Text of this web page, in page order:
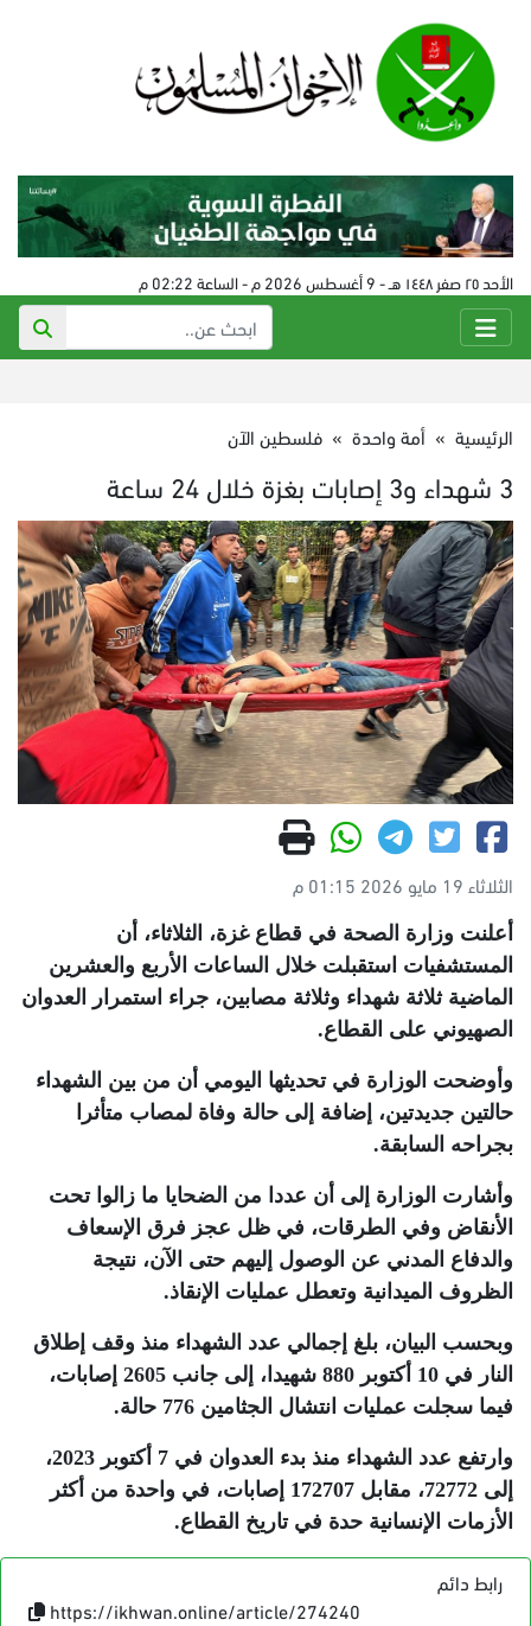
الأحد ٢٥ صفر ١٤٤٨ هـ - 9 أغسطس 2026 م - الساعة 02:22 م
الرئيسية » أمة واحدة » فلسطين الآن
3 شهداء و3 إصابات بغزة خلال 24 ساعة
الثلاثاء 19 مايو 2026 01:15 م
أعلنت وزارة الصحة في قطاع غزة، الثلاثاء، أن
المستشفيات استقبلت خلال الساعات الأربع والعشرين
الماضية ثلاثة شهداء وثلاثة مصابين، جراء استمرار العدوان
الصهيوني على القطاع.
وأوضحت الوزارة في تحديثها اليومي أن من بين الشهداء
حالتين جديدتين، إضافة إلى حالة وفاة لمصاب متأثرا
بجراحه السابقة.
وأشارت الوزارة إلى أن عددا من الضحايا ما زالوا تحت
الأنقاض وفي الطرقات، في ظل عجز فرق الإسعاف
والدفاع المدني عن الوصول إليهم حتى الآن، نتيجة
الظروف الميدانية وتعطل عمليات الإنقاذ.
وبحسب البيان، بلغ إجمالي عدد الشهداء منذ وقف إطلاق
النار في 10 أكتوبر 880 شهيدا، إلى جانب 2605 إصابات،
فيما سجلت عمليات انتشال الجثامين 776 حالة
.
وارتفع عدد الشهداء منذ بدء العدوان في 7 أكتوبر 2023،
إلى 72772، مقابل 172707 إصابات، في واحدة من أكثر
الأزمات الإنسانية حدة في تاريخ القطاع.
رابط دائم
https://ikhwan.online/article/274240